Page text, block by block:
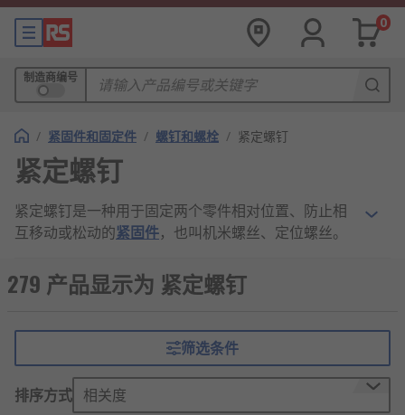
0
制造商编号
/ 紧固件和固定件 / 螺钉和螺栓 / 紧定螺钉
紧定螺钉
紧定螺钉是一种用于固定两个零件相对位置、防止相
互移动或松动的紧固件，也叫机米螺丝、定位螺丝。
直接拧入被连接件的螺纹孔中。
摩擦力实现定位、防转、防松效果，常用于轴与齿
轮、皮带轮、手柄、旋钮等部件的固定。其结构紧
凑、安装方便、定位可靠，适用于轻载、中小扭矩的
传动连接场景。
279 产品显示为 紧定螺钉
筛选条件
排序方式 相关度